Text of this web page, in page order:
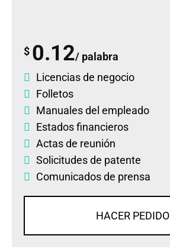
$ 0.12/ palabra
Licencias de negocio
Folletos
Manuales del empleado
Estados financieros
Actas de reunión
Solicitudes de patente
Comunicados de prensa
HACER PEDIDO